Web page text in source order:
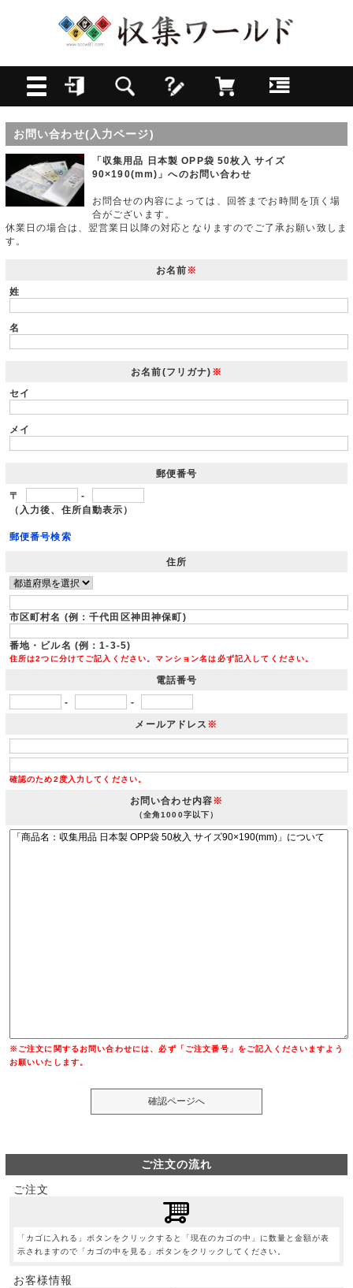
お問い合わせ(入力ページ)
「収集用品 日本製 OPP袋 50枚入 サイズ
90×190(mm)」へのお問い合わせ
お問合せの内容によっては、回答までお時間を頂く場
合がございます。
休業日の場合は、翌営業日以降の対応となりますのでご了承お願い致しま
す。
お名前※
姓
名
お名前(フリガナ) ※
セイ
メイ
郵便番号
〒
-
（入力後、住所自動表示）
郵便番号検索
住所
市区町村名 (例：千代田区神田神保町)
番地・ビル名 (例：1-3-5)
住所は2つに分けてご記入ください。マンション名は必ず記入してください。
電話番号
- -
メールアドレス ※
確認のため2度入力してください。
お問い合わせ内容※
（全角1000字以下）
※ご注文に関するお問い合わせには、必ず「ご注文番号」をご記入くださいますよう
お願いいたします。
ご注文の流れ
ご注文
「カゴに入れる」ボタンをクリックすると「現在のカゴの中」に数量と金額が表
示されますので「カゴの中を見る」ボタンをクリックしてください。
お客様情報